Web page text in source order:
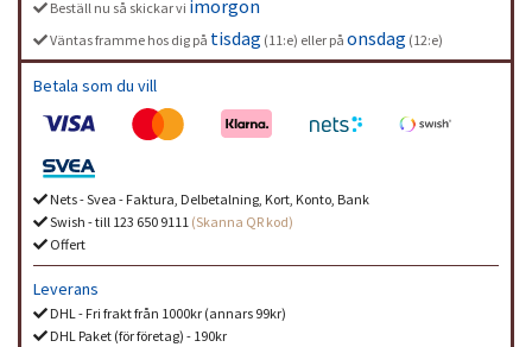
Beställ nu så skickar vi imorgon
Väntas framme hos dig på tisdag (11:e) eller på onsdag (12:e)
Betala som du vill
Nets - Svea - Faktura, Delbetalning, Kort, Konto, Bank
Swish - till 123 650 9111 (Skanna QR kod)
Offert
Leverans
DHL - Fri frakt från 1000kr (annars 99kr)
DHL Paket (för företag) - 190kr